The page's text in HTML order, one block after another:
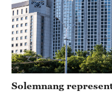
Solemnang